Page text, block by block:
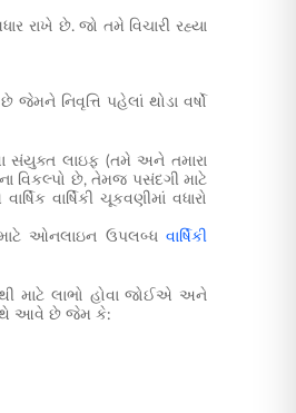
રાખે છે. જો તમે વિચારી રહ્યા
જેમને નિવૃત્તિ પહેલાં થોડા વર્ષો
સંયુક્ત લાઇફ (તમે અને તમારા
વિકલ્પો છે, તેમજ પસંદગી માટે
વાર્ષિકી ચૂકવણીમાં વધારો
ઓનલાઇન ઉપલબ્ધ વાર્ષિકી
માટે લાભો હોવા જોઈએ અને
સાથે આવે છે જેમ કે: